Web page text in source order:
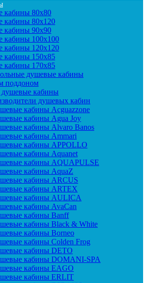
кабины 80x80
кабины 80x120
кабины 90х90
кабины 100x100
кабины 120x120
кабины 150x85
кабины 170x85
душевые кабины
поддоном
душевые кабины
душевых кабин
кабины Acguazzone
кабины Agua Joy
кабины Alvaro Banos
кабины Ammari
кабины APPOLLO
кабины Aquanet
кабины AQUAPULSE
кабины AquaZ
кабины ARCUS
кабины ARTEX
кабины AULICA
кабины AvaCan
кабины Banff
кабины Black & White
кабины Borneo
кабины Colden Frog
кабины DETO
кабины DOMANI-SPA
кабины EAGO
кабины ERLIT